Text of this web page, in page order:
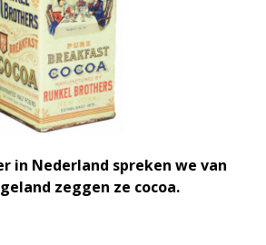
in Nederland spreken we van
zeggen ze cocoa.